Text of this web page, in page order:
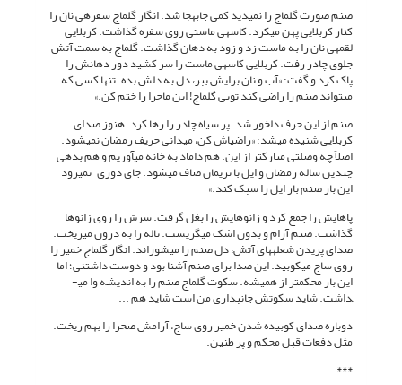
صنم صورت گل­ماج را نمی­دید کمی جابه­جا شد. انگار گل­ماج سفره­ی نان را
کنار کربلایی پهن می­کرد. کاسه­ی ماستی روی سفره گذاشت. کربلایی
لقمه­ی نان را به ماست زد و زود به دهان گذاشت. گل­ماج به سمت آتش
جلوی چادر رفت. کربلایی کاسه­ی ماست را سر کشید دور دهانش را
پاک کرد و گفت: «آب و نان برایش ببر، دل به دلش بده. تنها کسی که
می­تواند صنم را راضی کند تویی گل­ماج! این ماجرا را ختم کن.»
صنم از این حرف دل­خور شد. پر سیاه چادر را رها کرد. هنوز صدای
کربلایی شنیده می­شد: «راضی­اش کن، می­دانی حریف رمضان نمی­شود.
اصلاً چه وصلتی مبارک­تر از این. هم داماد به خانه می­آوریم و هم بدهی
چندین ساله رمضان و ایل با نریمان صاف می­شود. جای دوری نمی­رود
این بار صنم بار ایل را سبک کند.»
پاهایش را جمع کرد و زانوهایش را بغل گرفت. سرش را روی زانوها
گذاشت. صنم آرام و بدون اشک می­گریست. ناله را به درون می­ریخت.
صدای پریدن شعله­های آتش، دل صنم را می­شوراند. انگار گل­ماج خمیر را
روی ساج می­کوبید. این صدا برای صنم آشنا بود و دوست داشتنی؛ اما
این بار محکم­تر از همیشه. سکوت گل­ماج صنم را به اندیشه وا می­
داشت. شاید سکوتش جانب­داری من است شاید هم ...
دوباره صدای کوبیده شدن خمیر روی ساج، آرامش صحرا را بهم ریخت.
مثل دفعات قبل محکم و پر طنین.
***